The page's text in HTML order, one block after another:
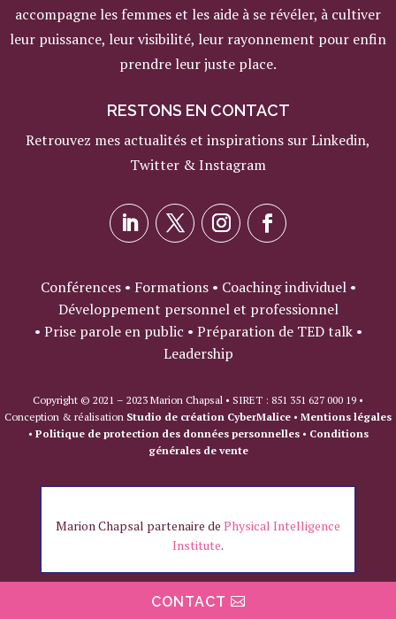
accompagne les femmes et les aide à se révéler, à cultiver
leur puissance, leur visibilité, leur rayonnement pour enfin
prendre leur juste place.
RESTONS EN CONTACT
Retrouvez mes actualités et inspirations sur Linkedin,
Twitter & Instagram
Conférences • Formations • Coaching individuel •
Développement personnel et professionnel
• Prise parole en public • Préparation de TED talk •
Leadership
Copyright © 2021 – 2023 Marion Chapsal • SIRET : 851 351 627 000 19 •
Conception & réalisation Studio de création CyberMalice • Mentions légales
• Politique de protection des données personnelles • Conditions
générales de vente
Marion Chapsal partenaire de Physical Intelligence
Institute.
CONTACT